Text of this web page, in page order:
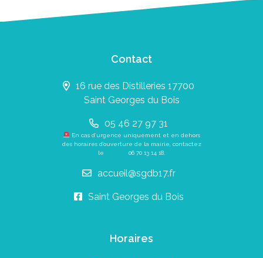
Contact
16 rue des Distilleries 17700
Saint Georges du Bois
05 46 27 97 31
En cas d’urgence uniquement et en dehors
des horaires d’ouverture de la mairie, contactez
le 06 70 13 14 18
accueil@sgdb17.fr
Saint Georges du Bois
Horaires